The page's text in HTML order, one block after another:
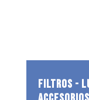
FILTROS -